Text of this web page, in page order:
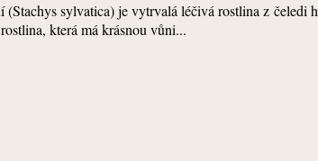
sylvatica) je vytrvalá léčivá rostlina z
která má krásnou vůni...